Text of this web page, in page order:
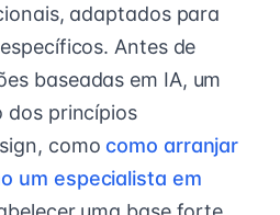
adaptados para
Antes de
baseadas em IA, um
dos princípios
como como arranjar
um especialista em